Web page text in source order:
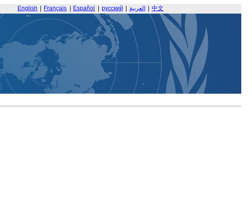
English Français Español русский العربية 中文